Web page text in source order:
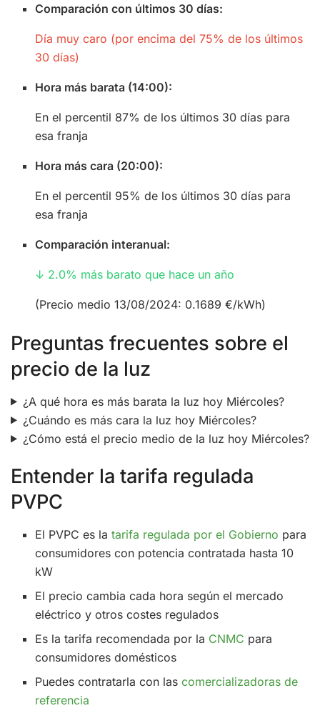
Comparación con últimos 30 días:
Día muy caro (por encima del 75% de los últimos
30 días)
Hora más barata (14:00):
En el percentil 87% de los últimos 30 días para
esa franja
Hora más cara (20:00):
En el percentil 95% de los últimos 30 días para
esa franja
Comparación interanual:
↓ 2.0% más barato que hace un año
(Precio medio 13/08/2024: 0.1689 €/kWh)
Preguntas frecuentes sobre el
precio de la luz
¿A qué hora es más barata la luz hoy Miércoles?
¿Cuándo es más cara la luz hoy Miércoles?
¿Cómo está el precio medio de la luz hoy Miércoles?
Entender la tarifa regulada
PVPC
El PVPC es latarifa regulada por el Gobierno para
consumidores con potencia contratada hasta 10
kW
El precio cambia cada hora según el mercado
eléctrico y otros costes regulados
Es la tarifa recomendada por la CNMC para
consumidores domésticos
Puedes contratarla con lascomercializadoras de
referencia